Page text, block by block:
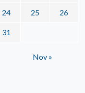
24 25 26
31
Nov »